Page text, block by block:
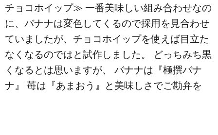
チョコホイップ≫ 一番美味しい組み合わせなの
に、バナナは変色してくるので採用を見合わせ
ていましたが、チョコホイップを使えば目立た
なくなるのではと試作しました。 どっちみち黒
くなるとは思いますが、 バナナは『極撰バナ
ナ』 苺は『あまおう』と美味しさでご勘弁を️